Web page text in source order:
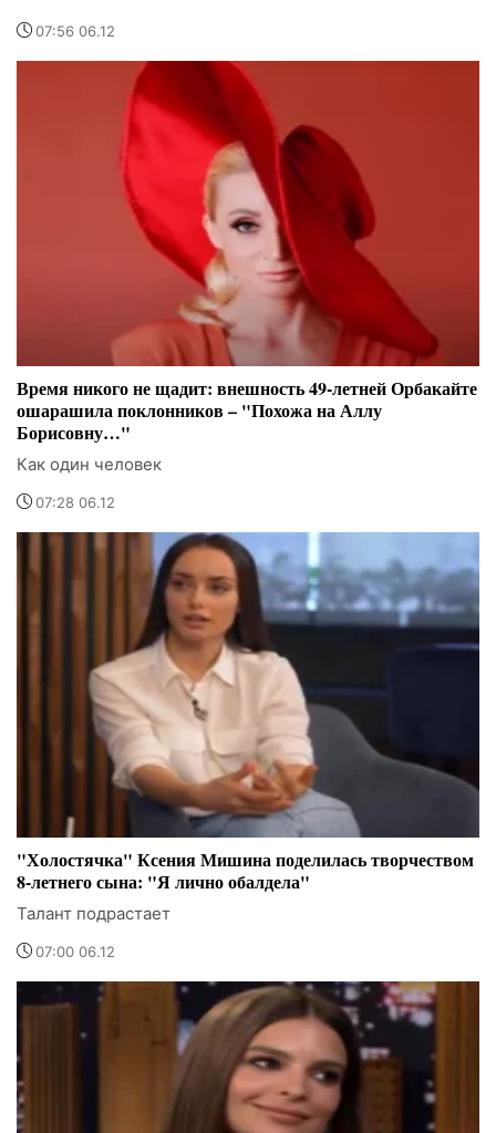
07:56 06.12
Время никого не щадит: внешность 49-летней Орбакайте
ошарашила поклонников – "Похожа на Аллу
Борисовну…"
Как один человек
07:28 06.12
"Холостячка" Ксения Мишина поделилась творчеством
8-летнего сына: "Я лично обалдела"
Талант подрастает
07:00 06.12